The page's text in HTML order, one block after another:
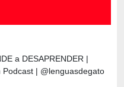
a DESAPRENDER |
Podcast | @lenguasdegato‬